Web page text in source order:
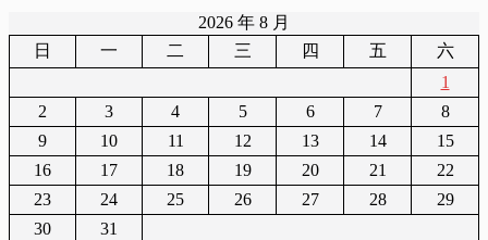
2026 年 8 月
日
一 二 三 四 五
六
1
2
3 4 5 6 7
8
9
10 11 12 13 14
15
16
17 18 19 20 21
22
23
24 25 26 27 28
29
30
31